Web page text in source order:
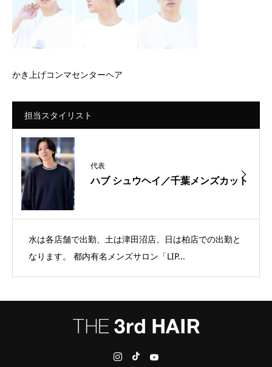
かき上げコンマセンターヘア
担当スタイリスト
代表
ハブ シュウヘイ／千葉メンズカット
水は各店舗で出勤、土は津田沼店、日は柏店での出勤と
なります。 都内有名メンズサロン「LIP...